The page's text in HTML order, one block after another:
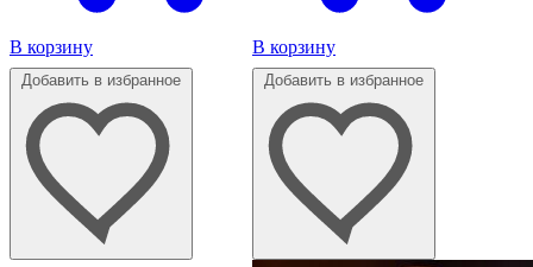
В корзину В корзину
Добавить в избранное Добавить в избранное